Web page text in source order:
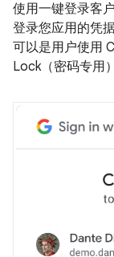
使用一键登录客
登录您应用的凭
可以是用户使用
Lock（密码专用